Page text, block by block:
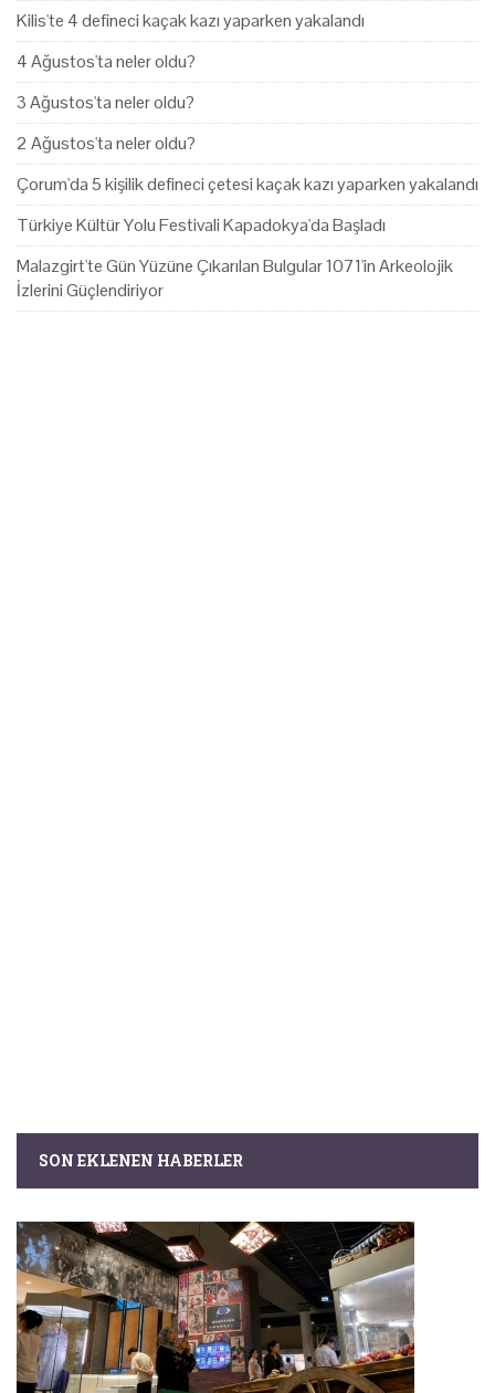
Kilis'te 4 defineci kaçak kazı yaparken yakalandı
4 Ağustos'ta neler oldu?
3 Ağustos'ta neler oldu?
2 Ağustos'ta neler oldu?
Çorum'da 5 kişilik defineci çetesi kaçak kazı yaparken yakalandı
Türkiye Kültür Yolu Festivali Kapadokya'da Başladı
Malazgirt'te Gün Yüzüne Çıkarılan Bulgular 1071'in Arkeolojik
İzlerini Güçlendiriyor
SON EKLENEN HABERLER